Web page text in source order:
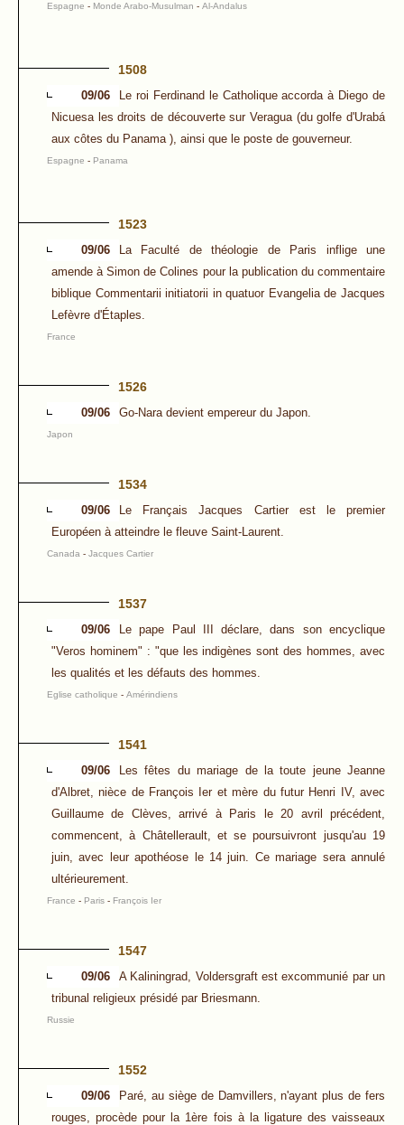
Espagne - Monde Arabo-Musulman - Al-Andalus
1508
09/06
Le roi Ferdinand le Catholique accorda à Diego de
Nicuesa les droits de découverte sur Veragua (du golfe d'Urabá
aux côtes du Panama ), ainsi que le poste de gouverneur.
Espagne - Panama
1523
09/06
La Faculté de théologie de Paris inflige une
amende à Simon de Colines pour la publication du commentaire
biblique Commentarii initiatorii in quatuor Evangelia de Jacques
Lefèvre d'Étaples.
France
1526
09/06 Go-Nara devient empereur du Japon.
Japon
1534
09/06
Le Français Jacques Cartier est le premier
Européen à atteindre le fleuve Saint-Laurent.
Canada - Jacques Cartier
1537
09/06
Le pape Paul III déclare, dans son encyclique
"Veros hominem" : "que les indigènes sont des hommes, avec
les qualités et les défauts des hommes.
Eglise catholique - Amérindiens
1541
09/06
Les fêtes du mariage de la toute jeune Jeanne
d'Albret, nièce de François Ier et mère du futur Henri IV, avec
Guillaume de Clèves, arrivé à Paris le 20 avril précédent,
commencent, à Châtellerault, et se poursuivront jusqu'au 19
juin, avec leur apothéose le 14 juin. Ce mariage sera annulé
ultérieurement.
France - Paris - François Ier
1547
09/06
A Kaliningrad, Voldersgraft est excommunié par un
tribunal religieux présidé par Briesmann.
Russie
1552
09/06
Paré, au siège de Damvillers, n'ayant plus de fers
rouges, procède pour la 1ère fois à la ligature des vaisseaux